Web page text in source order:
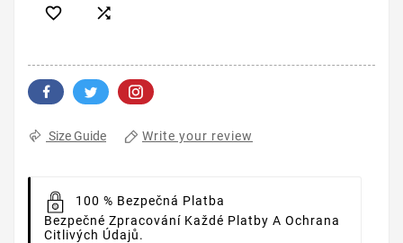
 
Size Guide Write your review
100 % Bezpečná Platba
Bezpečné Zpracování Každé Platby A Ochrana
Citlivých Údajů.